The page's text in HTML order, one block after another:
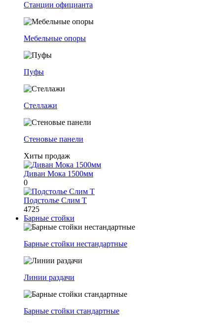
Станции официанта
Мебельные опоры
Пуфы
Стеллажи
Стеновые панели
Хиты продаж
Диван Мока 1500мм
0
Подстолье Слим Т
4725
Барные стойки
Барные стойки нестандартные
Линии раздачи
Барные стойки стандартные